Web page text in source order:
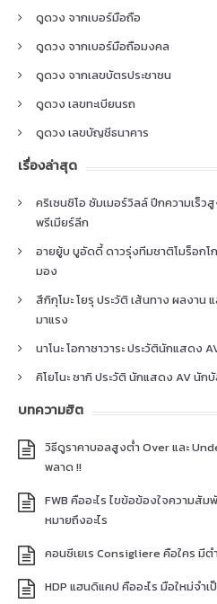
ดูดวง จากเบอร์มือถือ
ดูดวง จากเบอร์มือถือมงคล
ดูดวง จากเลขบัตรประชาชน
ดูดวง เลขทะเบียนรถ
ดูดวง เลขบัญชีธนาคาร
เรื่องล่าสุด
คริเซนซิโอ ซัมเมอร์วิลล์ ปีกความเร็
พรีเมียร์ลีก
อายยู้บ บูอัดดี้ ดาวรุ่งทีมชาติโมร็อกโ
มอง
สึกิกุโมะ โยรุ ประวัติ เส้นทาง ผลงา
มาแรง
นาโนะ โอกาซาวาระ ประวัตินักแสดง
คิโยโนะ ซากิ ประวัติ นักแสดง AV นั
บทความฮิต
วิธีดูราคาบอลสูงต่ำ Over และ
พลาด !!
FWB คืออะไร ไขข้อข้องใจความสั
หมายถึงอะไร
คอนซีเยเร Consigliere คือใคร มีต
HDP แฮนดิแคป คืออะไร มือใหม่จำ